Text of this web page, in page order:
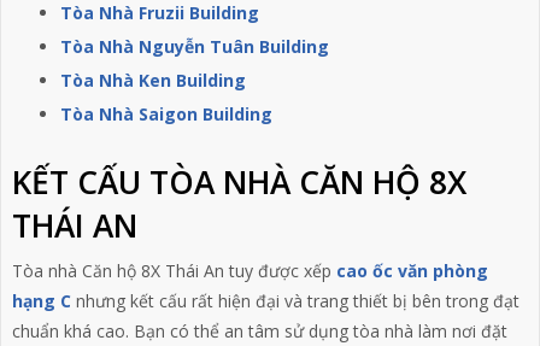
Tòa Nhà Fruzii Building
Tòa Nhà Nguyễn Tuân Building
Tòa Nhà Ken Building
Tòa Nhà Saigon Building
KẾT CẤU TÒA NHÀ CĂN HỘ 8X
THÁI AN
Tòa nhà Căn hộ 8X Thái An tuy được xếp cao ốc văn phòng
hạng Cnhưng kết cấu rất hiện đại và trang thiết bị bên trong đạt
chuẩn khá cao. Bạn có thể an tâm sử dụng tòa nhà làm nơi đặt